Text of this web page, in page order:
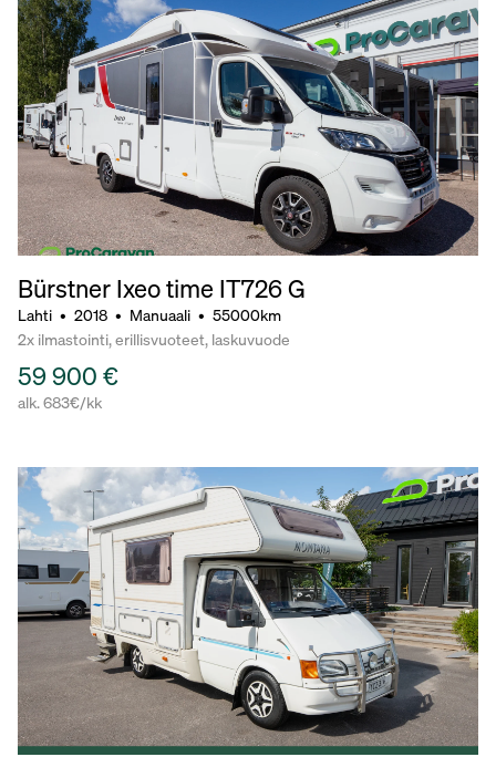
Bürstner Ixeo time IT726 G
Lahti • 2018 • Manuaali • 55000km
2x ilmastointi, erillisvuoteet, laskuvuode
59 900 €
alk. 683€/kk